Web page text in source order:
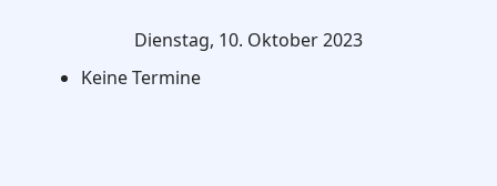
Dienstag, 10. Oktober 2023
Keine Termine